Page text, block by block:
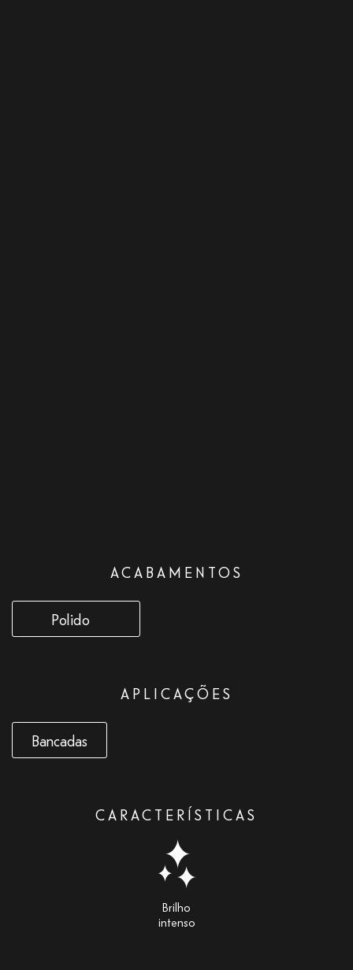
ACABAMENTOS
Polido
APLICAÇÕES
Bancadas
CARACTERÍSTICAS
Brilho
intenso